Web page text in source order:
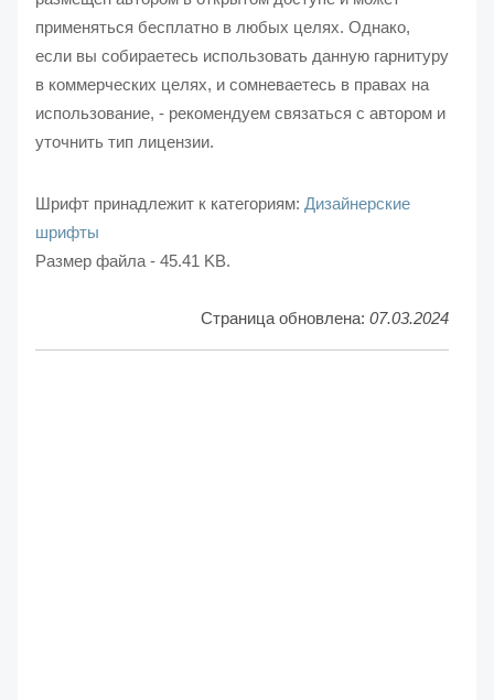
применяться бесплатно в любых целях. Однако,
если вы собираетесь использовать данную гарнитуру
в коммерческих целях, и сомневаетесь в правах на
использование, - рекомендуем связаться с автором и
уточнить тип лицензии.
Шрифт принадлежит к категориям: Дизайнерские
шрифты
Размер файла - 45.41 KB.
Страница обновлена: 07.03.2024